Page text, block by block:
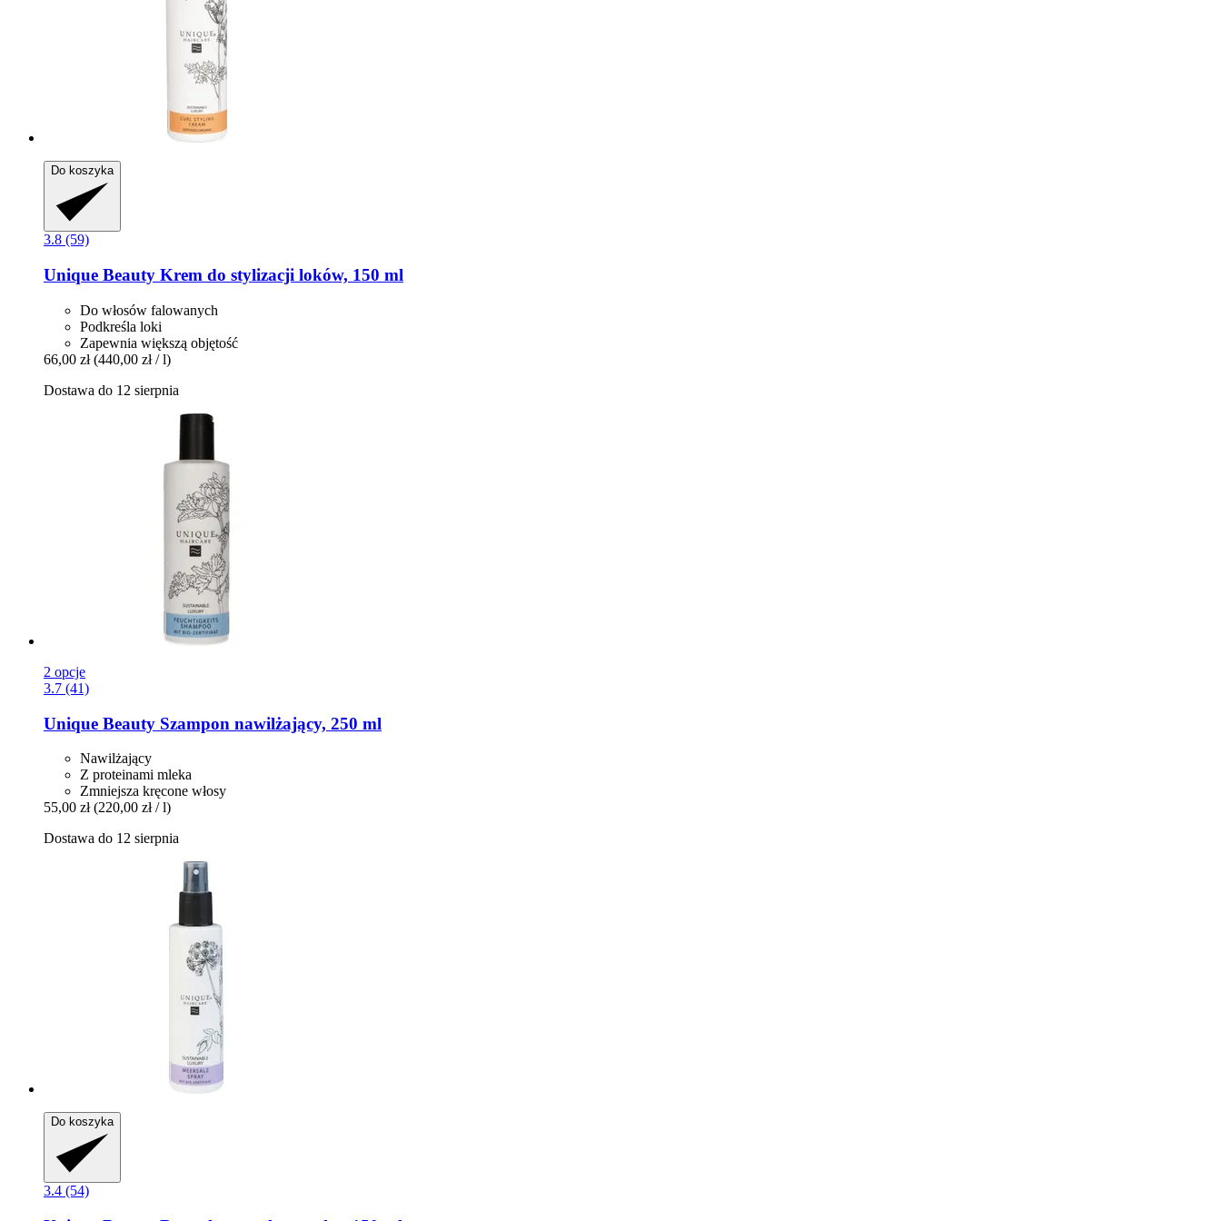
Do koszyka
3.8 (59)
Unique Beauty Krem do stylizacji loków, 150 ml
Do włosów falowanych
Podkreśla loki
Zapewnia większą objętość
66,00 zł (440,00 zł / l)
Dostawa do 12 sierpnia
2 opcje
3.7 (41)
Unique Beauty Szampon nawilżający, 250 ml
Nawilżający
Z proteinami mleka
Zmniejsza kręcone włosy
55,00 zł (220,00 zł / l)
Dostawa do 12 sierpnia
Do koszyka
3.4 (54)